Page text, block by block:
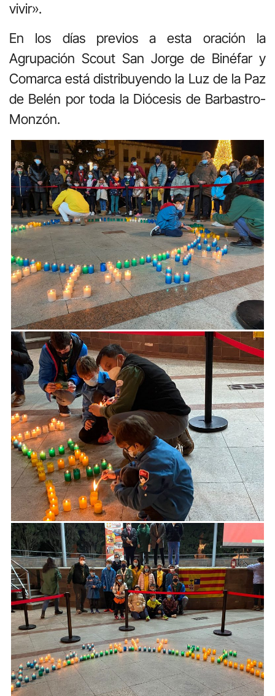
vivir».
En los días previos a esta oración la
Agrupación Scout San Jorge de Binéfar y
Comarca está distribuyendo la Luz de la Paz
de Belén por toda la Diócesis de Barbastro-
Monzón.